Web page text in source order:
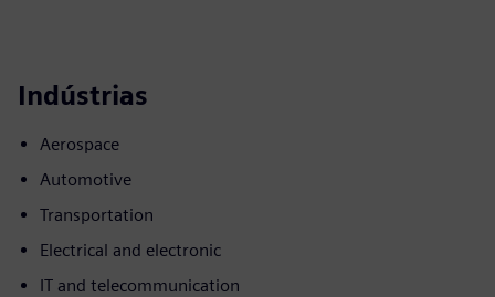
Indústrias
Aerospace
Automotive
Transportation
Electrical and electronic
IT and telecommunication